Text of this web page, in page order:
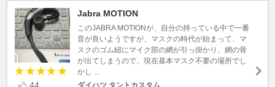
Jabra MOTION
このJABRA MOTIONが、自分の持っている中で一番
音が良いようですが、マスクの時代が始まって、マ
スクのゴム紐にマイク部の網が引っ掛かり、網の骨
が出てしまうので、現在基本マスク不要の場所でし
かし ...